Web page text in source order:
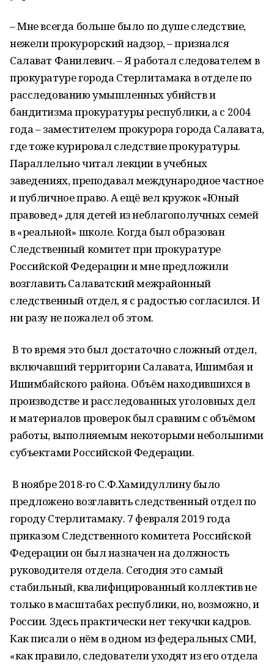
– Мне всегда больше было по душе следствие,
нежели прокурорский надзор, – признался
Салават Фанилевич. – Я работал следователем в
прокуратуре города Стерлитамака в отделе по
расследованию умышленных убийств и
бандитизма прокуратуры республики, а с 2004
года – заместителем прокурора города Салавата,
где тоже курировал следствие прокуратуры.
Параллельно читал лекции в учебных
заведениях, преподавал международное частное
и публичное право. А ещё вел кружок «Юный
правовед» для детей из неблагополучных семей
в «реальной» школе. Когда был образован
Следственный комитет при прокуратуре
Российской Федерации и мне предложили
возглавить Салаватский межрайонный
следственный отдел, я с радостью согласился. И
ни разу не пожалел об этом.
В то время это был достаточно сложный отдел,
включавший территории Салавата, Ишимбая и
Ишимбайского района. Объём находившихся в
производстве и расследованных уголовных дел
и материалов проверок был сравним с объёмом
работы, выполняемым некоторыми небольшими
субъектами Российской Федерации.
В ноябре 2018-го С.Ф.Хамидуллину было
предложено возглавить следственный отдел по
городу Стерлитамаку. 7 февраля 2019 года
приказом Следственного комитета Российской
Федерации он был назначен на должность
руководителя отдела. Сегодня это самый
стабильный, квалифицированный коллектив не
только в масштабах республики, но, возможно, и
России. Здесь практически нет текучки кадров.
Как писали о нём в одном из федеральных СМИ,
«как правило, следователи уходят из его отдела